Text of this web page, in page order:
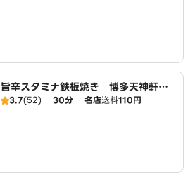
旨辛スタミナ鉄板焼き 博多天神軒
名古屋緑店
3.7(52) 30分 名店送料110円